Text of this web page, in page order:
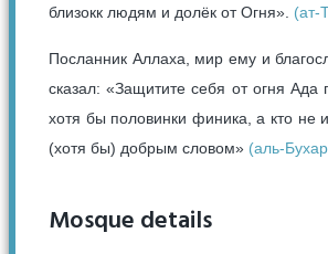
близокк людям и долёк от Огня». (ат-
Посланник Аллаха, мир ему и
сказал: «Защитите себя от огня Ада
хотя бы половинки финика, а кто не
(хотя бы) добрым словом» (аль-
Mosque details